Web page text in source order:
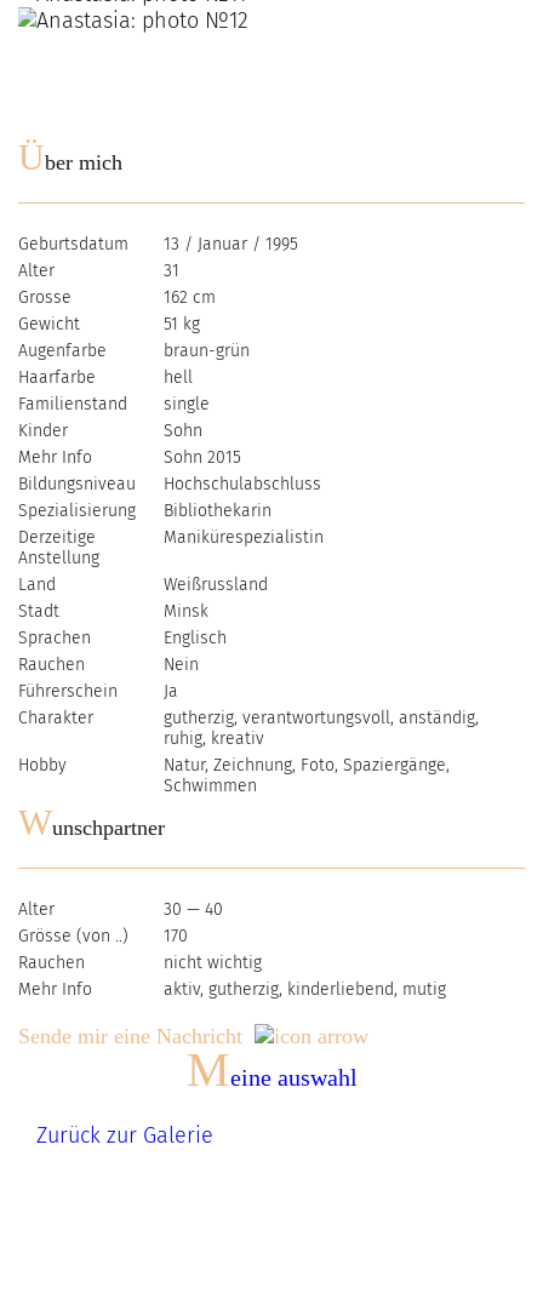
Über mich
Geburtsdatum
13 / Januar / 1995
Alter
31
Grosse
162 cm
Gewicht
51 kg
Augenfarbe
braun-grün
Haarfarbe
hell
Familienstand
single
Kinder
Sohn
Mehr Info
Sohn 2015
Bildungsniveau
Hochschulabschluss
Spezialisierung
Bibliothekarin
Derzeitige
Anstellung
Manikürespezialistin
Land
Weißrussland
Stadt
Minsk
Sprachen
Englisch
Rauchen
Nein
Führerschein
Ja
Charakter
gutherzig, verantwortungsvoll, anständig,
ruhig, kreativ
Hobby
Natur, Zeichnung, Foto, Spaziergänge,
Schwimmen
Wunschpartner
Alter
30 — 40
Grösse (von ..)
170
Rauchen
nicht wichtig
Mehr Info
aktiv, gutherzig, kinderliebend, mutig
Sende mir eine Nachricht
Meine auswahl
Zurück zur Galerie